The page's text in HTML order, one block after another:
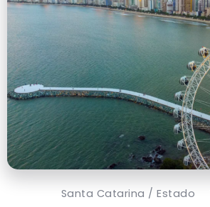
Santa Catarina / Estado